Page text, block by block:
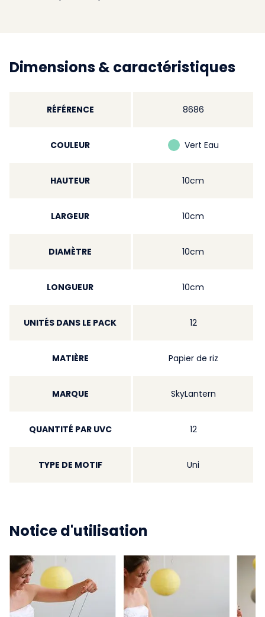
Dimensions & caractéristiques
RÉFÉRENCE 8686
COULEUR Vert Eau
HAUTEUR 10cm
LARGEUR 10cm
DIAMÈTRE 10cm
LONGUEUR 10cm
UNITÉS DANS LE PACK 12
MATIÈRE Papier de riz
MARQUE SkyLantern
QUANTITÉ PAR UVC 12
TYPE DE MOTIF Uni
Notice d'utilisation